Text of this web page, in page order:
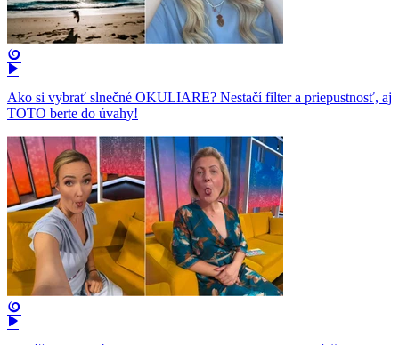
Ako si vybrať slnečné OKULIARE? Nestačí filter a priepustnosť, aj
TOTO berte do úvahy!